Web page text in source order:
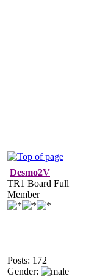
Desmo2V
TR1 Board Full
Member
Posts: 172
Gender: